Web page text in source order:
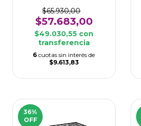
$65.930,00
$57.683,00
$49.030,55 con
transferencia
6 cuotas sin interés de
$9.613,83
36%
OFF